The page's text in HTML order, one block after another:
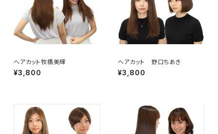
ヘアカット牧橋美輝
¥3,800
ヘアカット 野口ちあき
¥3,800